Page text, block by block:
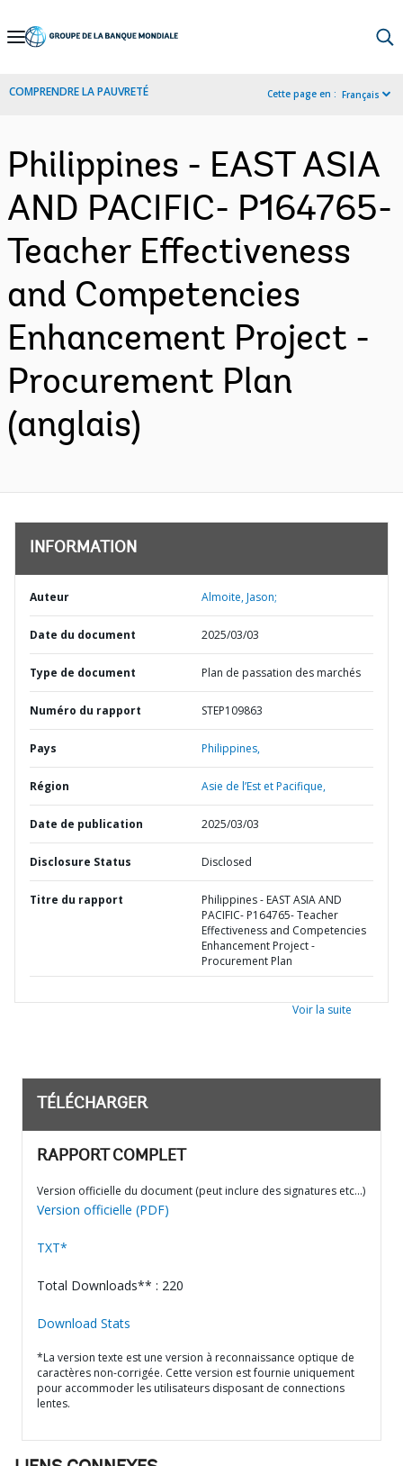
Skip
Navigation
COMPRENDRE LA PAUVRETÉ Cette page en : Français
Philippines - EAST ASIA
AND PACIFIC- P164765-
Teacher Effectiveness
and Competencies
Enhancement Project -
Procurement Plan
(anglais)
INFORMATION
Auteur Almoite, Jason;
Date du document 2025/03/03
Type de document Plan de passation des marchés
Numéro du rapport STEP109863
Pays Philippines,
Région Asie de l’Est et Pacifique,
Date de publication 2025/03/03
Disclosure Status Disclosed
Titre du rapport
Philippines - EAST ASIA AND
PACIFIC- P164765- Teacher
Effectiveness and Competencies
Enhancement Project -
Procurement Plan
Voir la suite
TÉLÉCHARGER
RAPPORT COMPLET
Version officielle du document (peut inclure des signatures etc…)
Version officielle (PDF)
TXT*
Total Downloads** : 220
Download Stats
*La version texte est une version à reconnaissance optique de
caractères non-corrigée. Cette version est fournie uniquement
pour accommoder les utilisateurs disposant de connections
lentes.